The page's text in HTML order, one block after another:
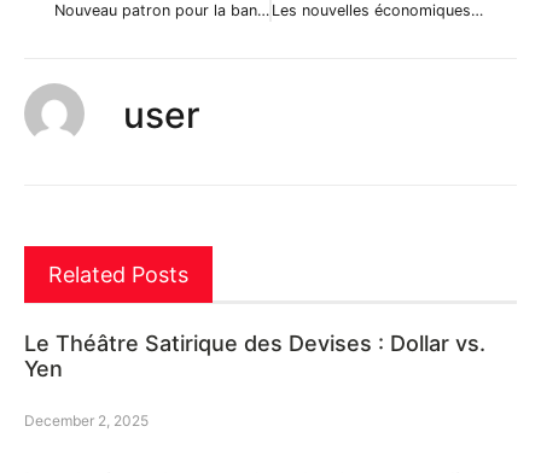
Nouveau patron pour la banque centrale argentine Les nouvelles économiques du 5 février en bref
user
Related Posts
Le Théâtre Satirique des Devises : Dollar vs.
Yen
December 2, 2025